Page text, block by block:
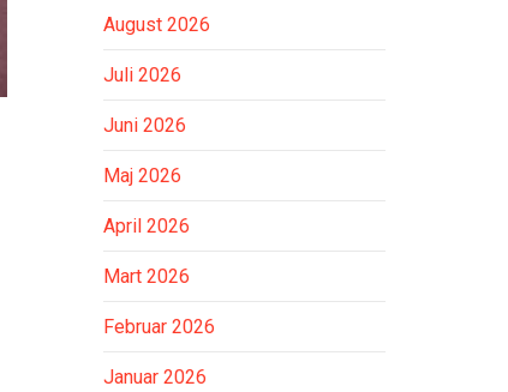
August 2026
Juli 2026
Juni 2026
Maj 2026
April 2026
Mart 2026
Februar 2026
Januar 2026